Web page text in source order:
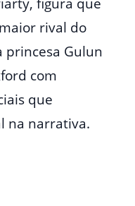
figura que
rival do
princesa Gulun
com
que
na narrativa.